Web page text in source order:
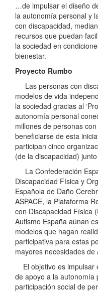
…de impulsar el diseño
la autonomía personal y
con discapacidad,
recursos que puedan
la sociedad en
bienestar.
Proyecto Rumbo
Las personas con
modelos de vida
la sociedad gracias al
autonomía personal
millones de personas
beneficiarse de esta
participan cinco
(de la discapacidad)
La Confederación
Discapacidad Física y
Española de Daño
ASPACE, la Plataforma
con Discapacidad Física
Autismo España aúnan
modelos que hagan
participativa para estas
mayores necesidades de
El objetivo es impulsar
de apoyo a la autonomía
participación social de